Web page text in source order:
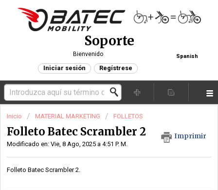
Soporte
Spanish
Bienvenido
Iniciar sesión Regístrese
Inicio MATERIAL MARKETING FOLLETOS
Folleto Batec Scrambler 2 Imprimir
Modificado en: Vie, 8 Ago, 2025 a 4:51 P. M.
Folleto Batec Scrambler 2.